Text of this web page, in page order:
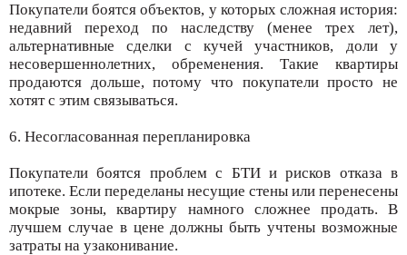
Покупатели боятся объектов, у которых сложная история:
недавний переход по наследству (менее трех лет),
альтернативные сделки с кучей участников, доли у
несовершеннолетних, обременения. Такие квартиры
продаются дольше, потому что покупатели просто не
хотят с этим связываться.
6. Несогласованная перепланировка
Покупатели боятся проблем с БТИ и рисков отказа в
ипотеке. Если переделаны несущие стены или перенесены
мокрые зоны, квартиру намного сложнее продать. В
лучшем случае в цене должны быть учтены возможные
затраты на узаконивание.